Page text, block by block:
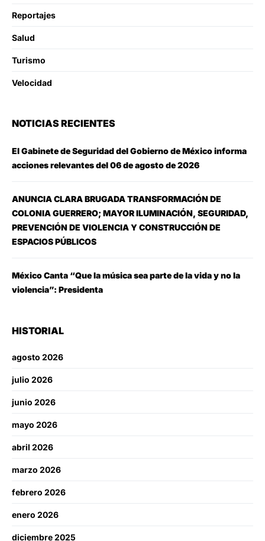
Reportajes
Salud
Turismo
Velocidad
NOTICIAS RECIENTES
El Gabinete de Seguridad del Gobierno de México informa
acciones relevantes del 06 de agosto de 2026
ANUNCIA CLARA BRUGADA TRANSFORMACIÓN DE
COLONIA GUERRERO; MAYOR ILUMINACIÓN, SEGURIDAD,
PREVENCIÓN DE VIOLENCIA Y CONSTRUCCIÓN DE
ESPACIOS PÚBLICOS
México Canta “Que la música sea parte de la vida y no la
violencia”: Presidenta
HISTORIAL
agosto 2026
julio 2026
junio 2026
mayo 2026
abril 2026
marzo 2026
febrero 2026
enero 2026
diciembre 2025